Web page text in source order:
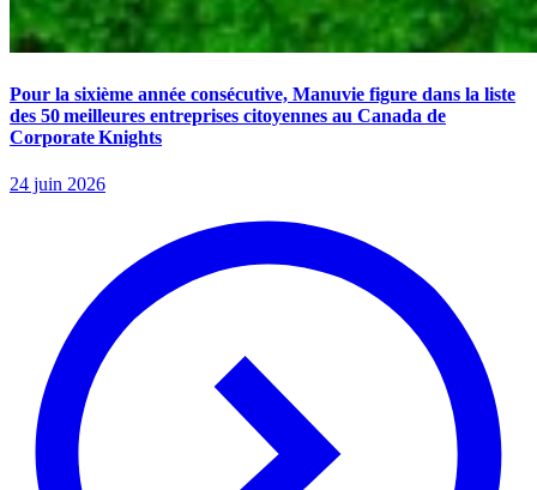
Pour la sixième année consécutive, Manuvie figure dans la liste
des 50 meilleures entreprises citoyennes au Canada de
Corporate Knights
24 juin 2026